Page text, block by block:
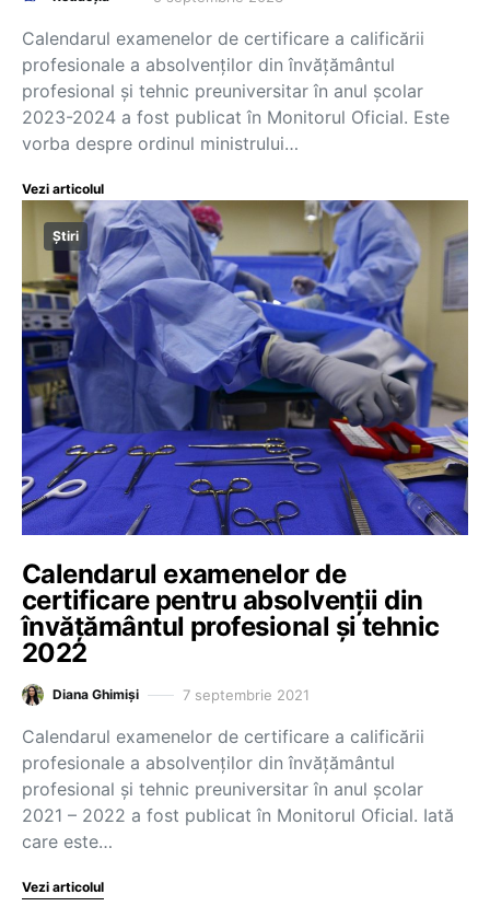
Calendarul examenelor de certificare a calificării
profesionale a absolvenților din învățământul
profesional și tehnic preuniversitar în anul școlar
2023-2024 a fost publicat în Monitorul Oficial. Este
vorba despre ordinul ministrului…
Vezi articolul
Știri
Calendarul examenelor de
certificare pentru absolvenții din
învățământul profesional și tehnic
2022
Diana Ghimiși 7 septembrie 2021
Calendarul examenelor de certificare a calificării
profesionale a absolvenților din învățământul
profesional și tehnic preuniversitar în anul școlar
2021 – 2022 a fost publicat în Monitorul Oficial. Iată
care este…
Vezi articolul